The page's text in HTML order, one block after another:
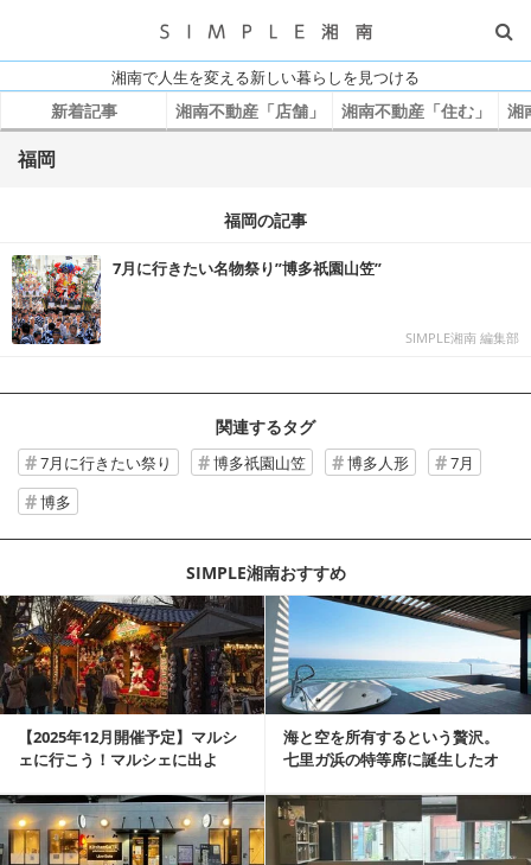
湘南で人生を変える新しい暮らしを見つける
新着記事 湘南不動産「店舗」 湘南不動産「住む」 湘
福岡
福岡の記事
7月に行きたい名物祭り”博多祇園山笠”
SIMPLE湘南 編集部
関連するタグ
7月に行きたい祭り 博多祇園山笠 博多人形
7月
博多
SIMPLE湘南おすすめ
【2025年12月開催予定】マルシ
ェに行こう！マルシェに出よ
海と空を所有するという贅沢。
七里ガ浜の特等席に誕生したオ
記事を読む
記事を読む